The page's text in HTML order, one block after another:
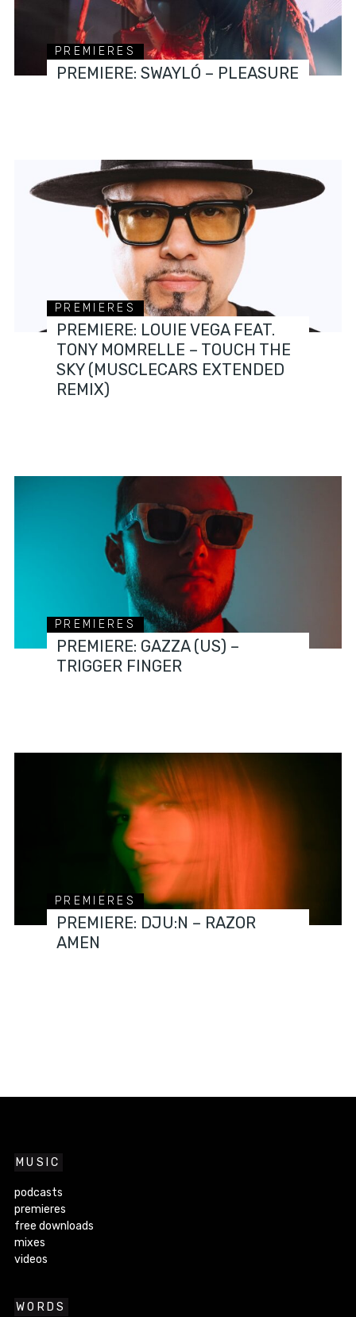
PREMIERES
PREMIERE: SWAYLÓ – PLEASURE
PREMIERES
PREMIERE: LOUIE VEGA FEAT.
TONY MOMRELLE – TOUCH THE
SKY (MUSCLECARS EXTENDED
REMIX)
PREMIERES
PREMIERE: GAZZA (US) –
TRIGGER FINGER
PREMIERES
PREMIERE: DJU:N – RAZOR
AMEN
MUSIC
podcasts
premieres
free downloads
mixes
videos
WORDS